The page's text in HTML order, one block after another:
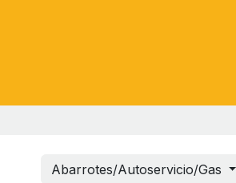
Abarrotes/Autoservicio/Gas